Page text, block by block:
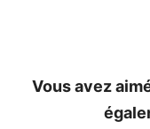
Vous avez